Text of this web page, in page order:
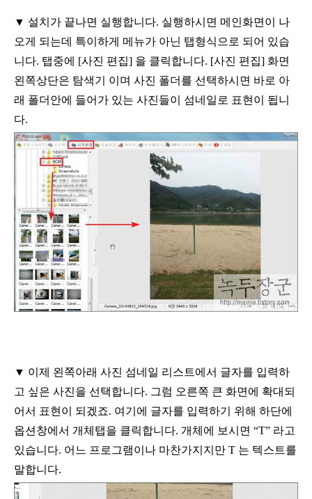
▼ 설치가 끝나면 실행합니다. 실행하시면 메인화면이 나
오게 되는데 특이하게 메뉴가 아닌 탭형식으로 되어 있습
니다. 탭중에 [사진 편집] 을 클릭합니다. [사진 편집] 화면
왼쪽상단은 탐색기 이며 사진 폴더를 선택하시면 바로 아
래 폴더안에 들어가 있는 사진들이 섬네일로 표현이 됩니
다.
▼ 이제 왼쪽아래 사진 섬네일 리스트에서 글자를 입력하
고 싶은 사진을 선택합니다. 그럼 오른쪽 큰 화면에 확대되
어서 표현이 되겠죠. 여기에 글자를 입력하기 위해 하단에
옵션창에서 개체탭을 클릭합니다. 개체에 보시면 “T” 라고
있습니다. 어느 프로그램이나 마찬가지지만 T 는 텍스트를
말합니다.